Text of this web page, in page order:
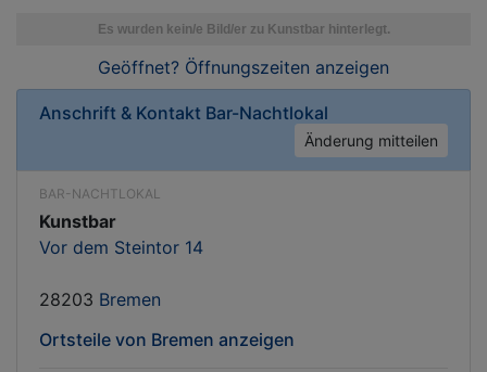
Geöffnet? Öffnungszeiten anzeigen
Anschrift & Kontakt Bar-Nachtlokal
Änderung mitteilen
BAR-NACHTLOKAL
Kunstbar
Vor dem Steintor 14
28203 Bremen
Ortsteile von Bremen anzeigen